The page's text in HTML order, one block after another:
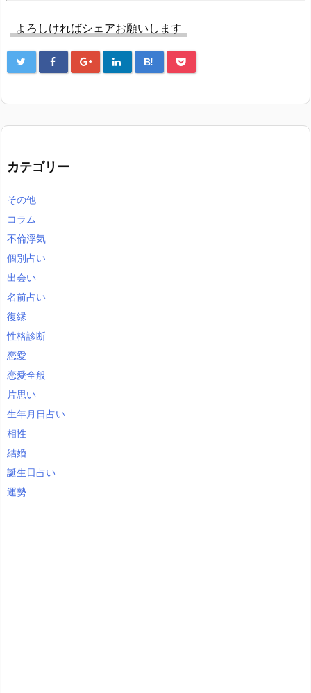
よろしければシェアお願いします
B!
カテゴリー
その他
コラム
不倫浮気
個別占い
出会い
名前占い
復縁
性格診断
恋愛
恋愛全般
片思い
生年月日占い
相性
結婚
誕生日占い
運勢